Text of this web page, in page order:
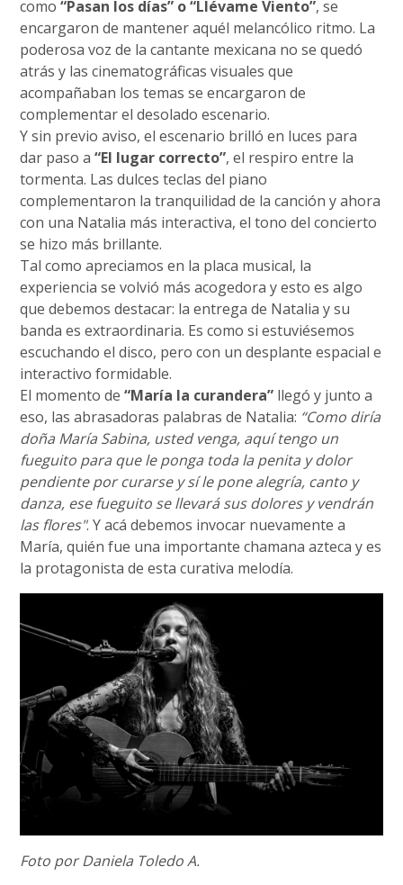
como“Pasan los días” o “Llévame Viento”, se
encargaron de mantener aquél melancólico ritmo. La
poderosa voz de la cantante mexicana no se quedó
atrás y las cinematográficas visuales que
acompañaban los temas se encargaron de
complementar el desolado escenario.
Y sin previo aviso, el escenario brilló en luces para
dar paso a“El lugar correcto”, el respiro entre la
tormenta. Las dulces teclas del piano
complementaron la tranquilidad de la canción y ahora
con una Natalia más interactiva, el tono del concierto
se hizo más brillante.
Tal como apreciamos en la placa musical, la
experiencia se volvió más acogedora y esto es algo
que debemos destacar: la entrega de Natalia y su
banda es extraordinaria. Es como si estuviésemos
escuchando el disco, pero con un desplante espacial e
interactivo formidable.
El momento de“María la curandera” llegó y junto a
eso, las abrasadoras palabras de Natalia: “Como diría
doña María Sabina, usted venga, aquí tengo un
fueguito para que le ponga toda la penita y dolor
pendiente por curarse y sí le pone alegría, canto y
danza, ese fueguito se llevará sus dolores y vendrán
las flores". Y acá debemos invocar nuevamente a
María, quién fue una importante chamana azteca y es
la protagonista de esta curativa melodía.
Foto por Daniela Toledo A.